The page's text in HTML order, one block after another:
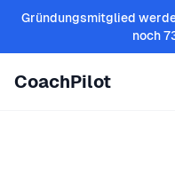
Zum Inhalt springen
Gründungsmitglied
noch
CoachPilot